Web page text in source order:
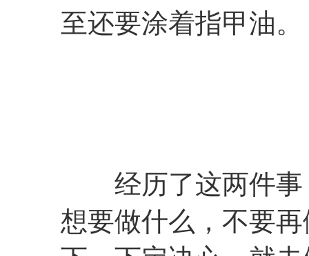
至还要涂着指甲油。
经历了这两件事
想要做什么，不要